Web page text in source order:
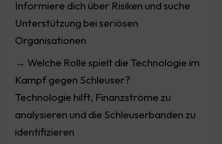
Informiere dich über Risiken und suche
Unterstützung bei seriösen
Organisationen
→ Welche Rolle spielt die Technologie im
Kampf gegen Schleuser?
Technologie hilft, Finanzströme zu
analysieren und die Schleuserbanden zu
identifizieren